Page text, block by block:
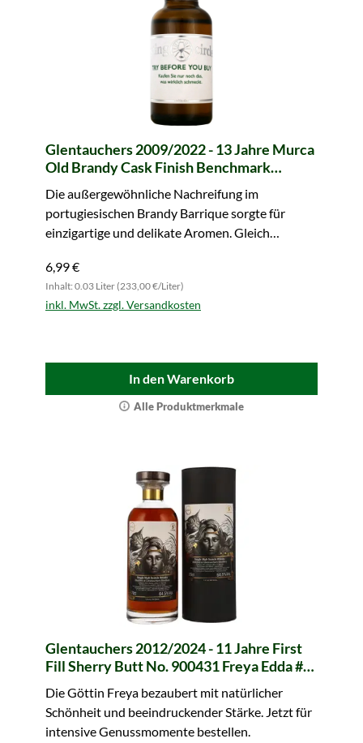
Glentauchers 2009/2022 - 13 Jahre Murca
Old Brandy Cask Finish Benchmark
Circle)
Die außergewöhnliche Nachreifung im
portugiesischen Brandy Barrique sorgte für
einzigartige und delikate Aromen. Gleich
6,99 €
Inhalt: 0.03 Liter (233,00 €/Liter)
inkl. MwSt. zzgl. Versandkosten
In den Warenkorb
Alle Produktmerkmale
Glentauchers 2012/2024 - 11 Jahre First
Fill Sherry Butt No. 900431 Freya Edda #6
Die Göttin Freya bezaubert mit natürlicher
Schönheit und beeindruckender Stärke. Jetzt für
intensive Genussmomente bestellen.